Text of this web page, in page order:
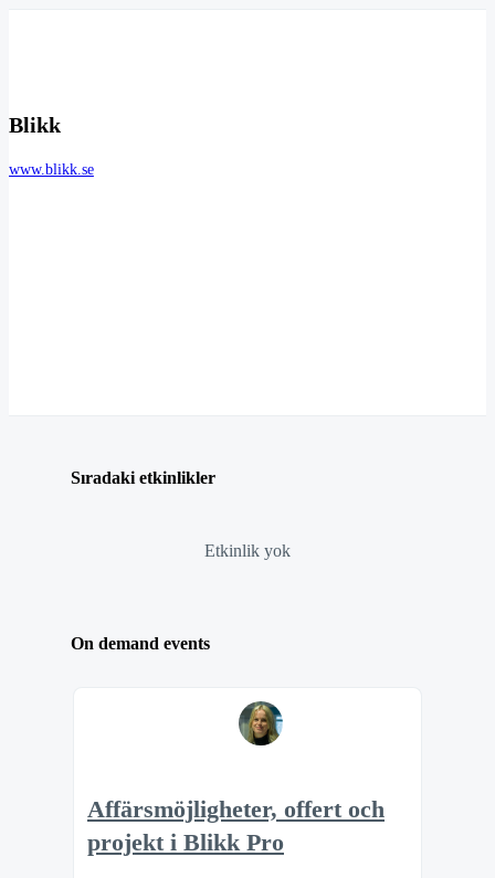
Blikk
www.blikk.se
Sıradaki etkinlikler
Etkinlik yok
On demand events
Affärsmöjligheter, offert och
projekt i Blikk Pro